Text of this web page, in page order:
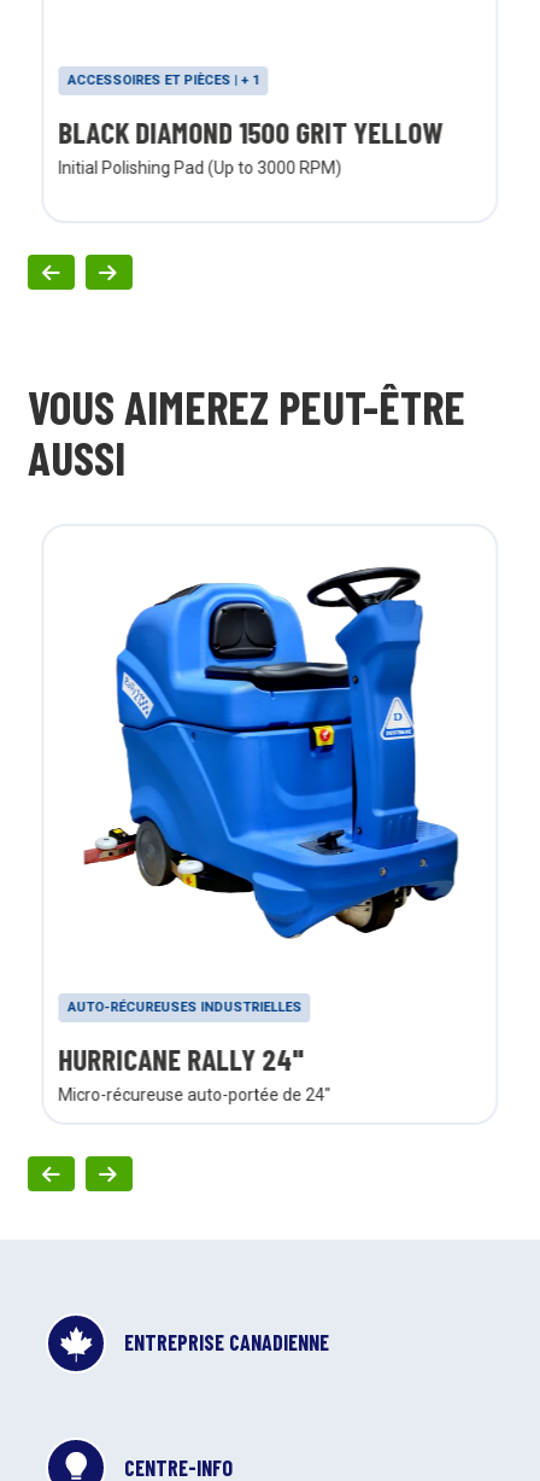
ACCESSOIRES ET PIÈCES | + 1
BLACK DIAMOND 1500 GRIT YELLOW
Initial Polishing Pad (Up to 3000 RPM)
VOUS AIMEREZ PEUT-ÊTRE
AUSSI
AUTO-RÉCUREUSES INDUSTRIELLES
HURRICANE RALLY 24"
Micro-récureuse auto-portée de 24"
ENTREPRISE CANADIENNE
CENTRE-INFO